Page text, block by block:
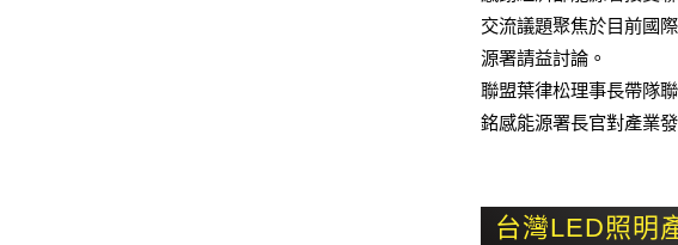
交流議題聚焦於目前國
源署請益討論。
聯盟葉律松理事長帶隊
銘感能源署長官對產業
台灣LED照明